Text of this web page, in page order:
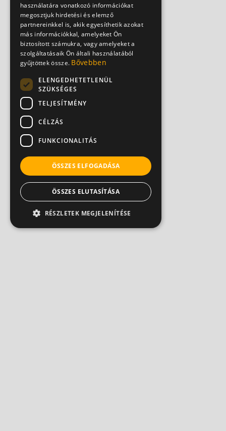
használatára vonatkozó információkat
megosztjuk hirdetési és elemző
partnereinkkel is, akik egyesíthetik azokat
más információkkal, amelyeket Ön
biztosított számukra, vagy amelyeket a
szolgáltatásaik Ön általi használatából
gyűjtöttek össze. Bővebben
ELENGEDHETETLENÜL
SZÜKSÉGES
TELJESÍTMÉNY
CÉLZÁS
FUNKCIONALITÁS
ÖSSZES ELFOGADÁSA
ÖSSZES ELUTASÍTÁSA
RÉSZLETEK MEGJELENÍTÉSE